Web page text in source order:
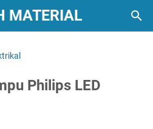
MATERIAL
Philips LED